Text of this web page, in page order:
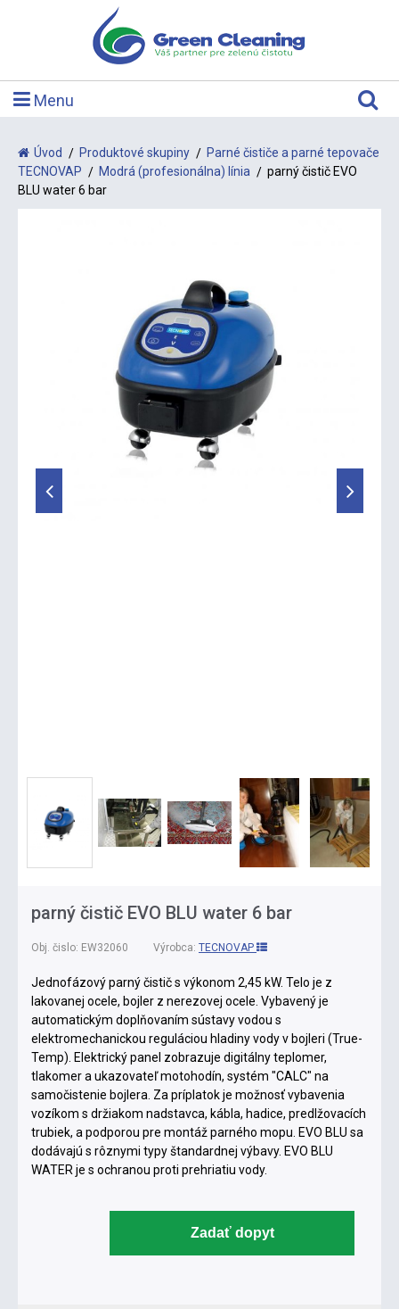
Menu
Úvod Produktové skupiny
Parné čističe a parné tepovače
TECNOVAP
Modrá (profesionálna) línia
parný čistič EVO
BLU water 6 bar
parný čistič EVO BLU water 6 bar
Obj. čislo: EW32060 Výrobca: TECNOVAP
Jednofázový parný čistič s výkonom 2,45 kW. Telo je z
lakovanej ocele, bojler z nerezovej ocele. Vybavený je
automatickým doplňovaním sústavy vodou s
elektromechanickou reguláciou hladiny vody v bojleri (True-
Temp). Elektrický panel zobrazuje digitálny teplomer,
tlakomer a ukazovateľ motohodín, systém "CALC" na
samočistenie bojlera. Za príplatok je možnosť vybavenia
vozíkom s držiakom nadstavca, kábla, hadice, predlžovacích
trubiek, a podporou pre montáž parného mopu. EVO BLU sa
dodávajú s rôznymi typy štandardnej výbavy. EVO BLU
WATER je s ochranou proti prehriatiu vody.
Zadať dopyt